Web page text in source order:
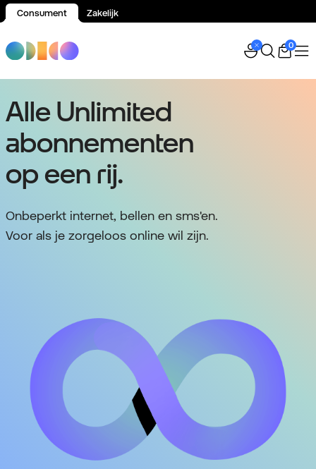
Consument Zakelijk
0
Alle Unlimited
abonnementen
op een rij.
Onbeperkt internet, bellen en sms'en.
Voor als je zorgeloos online wil zijn.